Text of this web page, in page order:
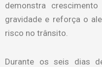
demonstra
gravidade e reforça o
risco no trânsito.
Durante os seis dias